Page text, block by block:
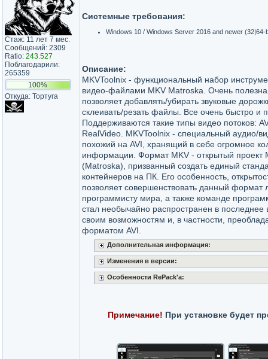
Стаж: 11 лет 7 мес.
Сообщений: 2309
Ratio: 243.527
Поблагодарили:
265359
100%
Откуда: Тортуга
Системные требования:
Windows 10 / Windows Server 2016 and newer (32|64-
Описание:
MKVToolnix - функциональный набор
видео-файлами MKV Matroska. Очень
позволяет добавлять/убирать звуковые
склеивать/резать файлы. Все очень быстро и
Поддерживаются такие типы видео потоков:
RealVideo. MKVToolnix - специальный аудио/
похожий на AVI, хранящий в себе огромное
информации. Формат MKV - открытый проект
(Matroska), призванный создать единый
контейнеров на ПК. Его особенность,
позволяет совершенствовать данный формат
программисту мира, а также команде
стал необычайно распространен в последнее
своим возможностям и, в частности,
форматом AVI.
Дополнительная информация:
Изменения в версии:
Особенности RePack'a:
Примечание! При установке будет